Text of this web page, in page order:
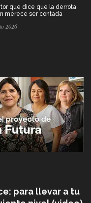
que dice que la derrota
merece ser contada
2026
para llevar a tu